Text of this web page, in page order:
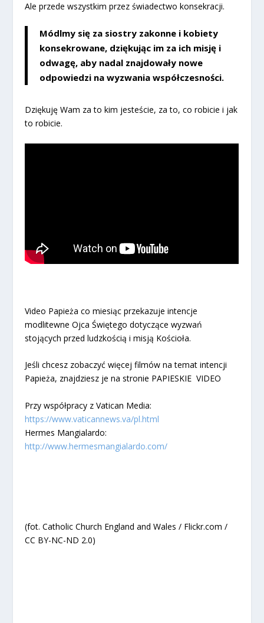
Ale przede wszystkim przez świadectwo konsekracji.
Módlmy się za siostry zakonne i kobiety
konsekrowane, dziękując im za ich misję i
odwagę, aby nadal znajdowały nowe
odpowiedzi na wyzwania współczesności.
Dziękuję Wam za to kim jesteście, za to, co robicie i jak
to robicie.
Video Papieża co miesiąc przekazuje intencje
modlitewne Ojca Świętego dotyczące wyzwań
stojących przed ludzkością i misją Kościoła.
Jeśli chcesz zobaczyć więcej filmów na temat intencji
Papieża, znajdziesz je na stronie PAPIESKIE VIDEO​
Przy współpracy z Vatican Media:
https://www.vaticannews.va/pl.html​
Hermes Mangialardo:
http://www.hermesmangialardo.com/
(fot. Catholic Church England and Wales / Flickr.com /
CC BY-NC-ND 2.0)